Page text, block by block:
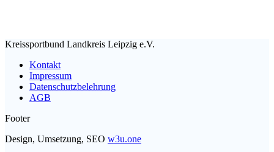
Kreissportbund Landkreis Leipzig e.V.
Kontakt
Impressum
Datenschutzbelehrung
AGB
Footer
Design, Umsetzung, SEO w3u.one